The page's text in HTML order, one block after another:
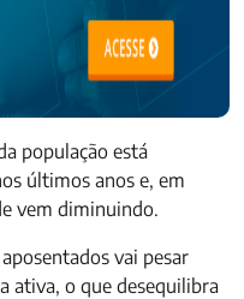
população está
últimos anos e, em
vem diminuindo.
vai pesar
ativa, o que desequilibra